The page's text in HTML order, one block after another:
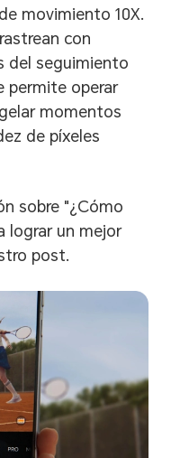
movimiento 10X.
con
del seguimiento
permite operar
momentos
de píxeles
sobre "¿Cómo
lograr un mejor
post.